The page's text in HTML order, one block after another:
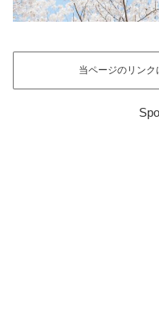
当ページのリンク